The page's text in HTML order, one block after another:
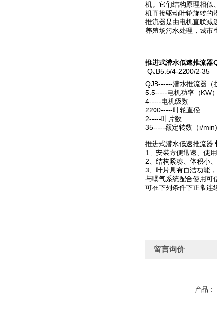
机。它们结构原理相似
机直接驱动叶轮旋转的
推流器是由电机直联减
养殖场污水处理，城市
推进式潜水低速推流器
QJB5.5/4-2200/2-35
QJB------潜水推流器（
5.5-----电机功率（KW
4-----电机级数
2200-----叶轮直径
2-----叶片数
35-----额定转数（r/min)
推进式潜水低速推流器
1、安装方便迅速、使
2、结构紧凑、体积小
3、叶片具有自洁功能
与曝气系统配合使用可
可在下列条件下正常连
留言询价
产品：